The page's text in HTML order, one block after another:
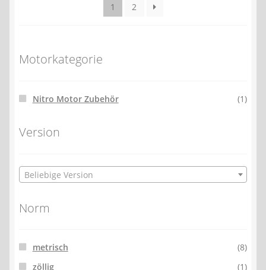
1 2
Motorkategorie
Nitro Motor Zubehör (1)
Version
Beliebige Version
Norm
metrisch
(8)
zöllig
(1)